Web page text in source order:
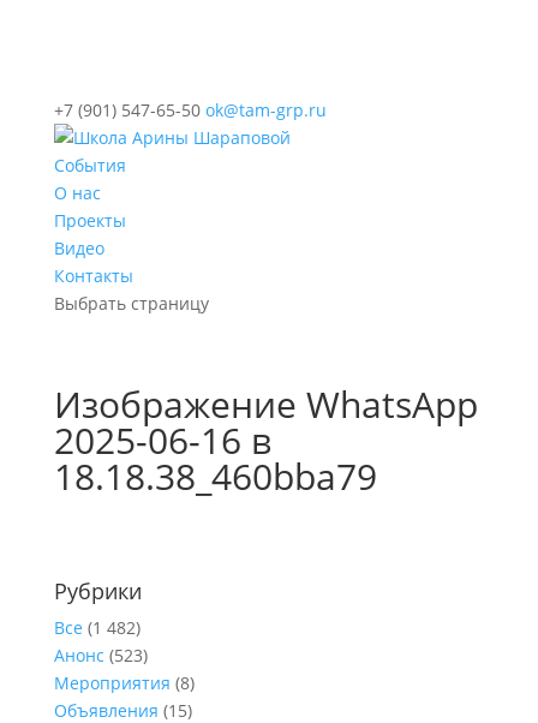
+7 (901) 547-65-50 ok@tam-grp.ru
События
О нас
Проекты
Видео
Контакты
Выбрать страницу
Изображение WhatsApp
2025-06-16 в
18.18.38_460bba79
Рубрики
Все (1 482)
Анонс (523)
Мероприятия (8)
Объявления (15)